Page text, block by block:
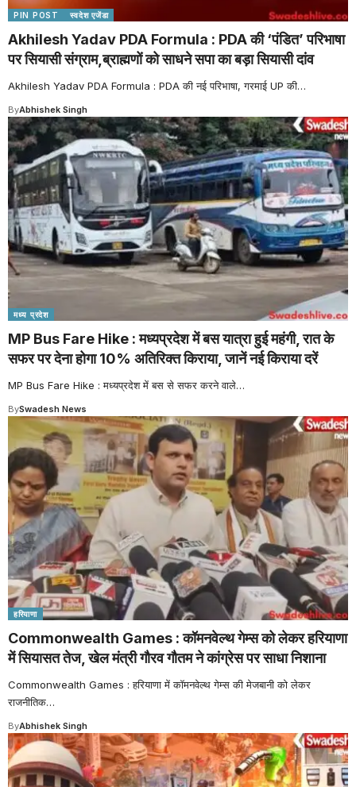
PIN POST स्वदेश एजेंडा
Akhilesh Yadav PDA Formula : PDA की ‘पंडित’ परिभाषा
पर सियासी संग्राम,ब्राह्मणों को साधने सपा का बड़ा सियासी दांव
Akhilesh Yadav PDA Formula : PDA की नई परिभाषा, गरमाई UP की…
ByAbhishek Singh
मध्य प्रदेश
MP Bus Fare Hike : मध्यप्रदेश में बस यात्रा हुई महंगी, रात के
सफर पर देना होगा 10% अतिरिक्त किराया, जानें नई किराया दरें
MP Bus Fare Hike : मध्यप्रदेश में बस से सफर करने वाले…
BySwadesh News
हरियाणा
Commonwealth Games : कॉमनवेल्थ गेम्स को लेकर हरियाणा
में सियासत तेज, खेल मंत्री गौरव गौतम ने कांग्रेस पर साधा निशाना
Commonwealth Games : हरियाणा में कॉमनवेल्थ गेम्स की मेजबानी को लेकर
राजनीतिक…
ByAbhishek Singh